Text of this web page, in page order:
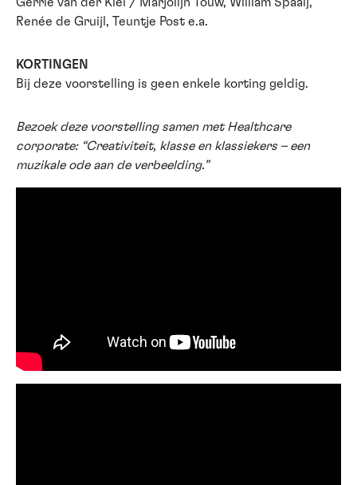
Renée de Gruijl, Teuntje Post e.a.
KORTINGEN
Bij deze voorstelling is geen enkele korting geldig.
Bezoek deze voorstelling samen met Healthcare
corporate: “Creativiteit, klasse en klassiekers – een
muzikale ode aan de verbeelding.”